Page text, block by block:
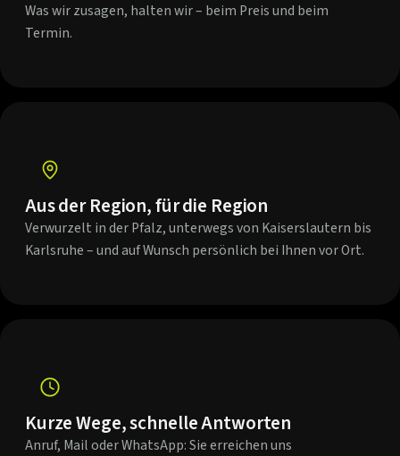
Was wir zusagen, halten wir – beim Preis und beim
Termin.
Aus der Region, für die Region
Verwurzelt in der Pfalz, unterwegs von Kaiserslautern bis
Karlsruhe – und auf Wunsch persönlich bei Ihnen vor Ort.
Kurze Wege, schnelle Antworten
Anruf, Mail oder WhatsApp: Sie erreichen uns